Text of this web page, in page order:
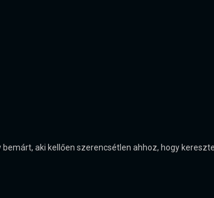
aki kellően szerencsétlen ahhoz, hogy